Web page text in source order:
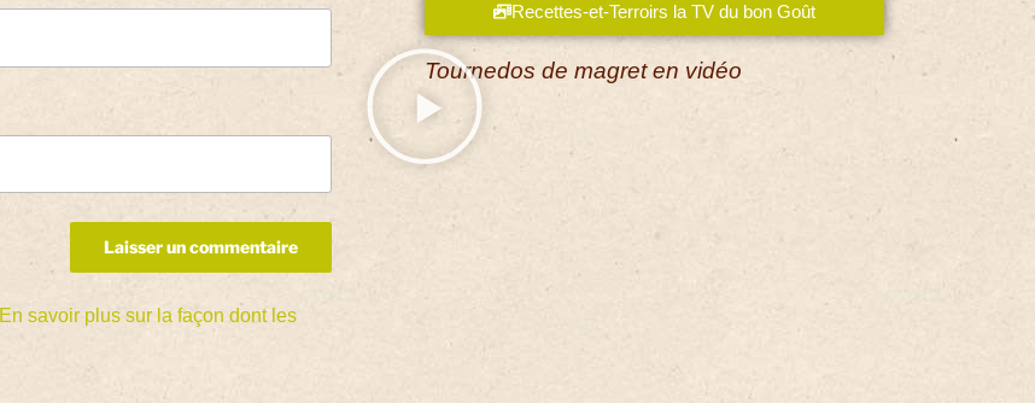
En savoir plus sur la façon dont les
Recettes-et-Terroirs la TV du bon Goût
Tournedos de magret en vidéo